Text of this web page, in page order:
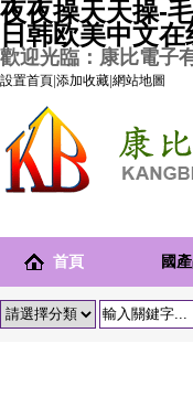
夜夜操天天操-
日韩欧美中文
歡迎光臨：康比電子
設置首頁 添加收藏 網站地圖
首頁 國